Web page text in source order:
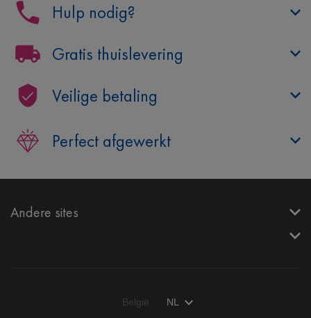
Hulp nodig?
Gratis thuislevering
Veilige betaling
Perfect afgewerkt
Andere sites
België NL